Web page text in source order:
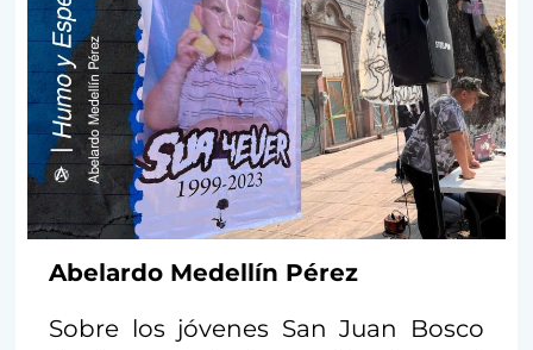
Abelardo Medellín Pérez
Sobre los jóvenes San Juan Bosco